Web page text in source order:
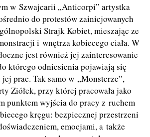
w Szwajcarii „Anticorpi” artystka
do protestów zainicjowanych
Strajk Kobiet, mieszając ze
i wnętrza kobiecego ciała. W
jest również jej zainteresowanie
którego odniesienia pojawiają się
prac. Tak samo w „Monsterze”,
Ziółek, przy której pracowała jako
punktem wyjścia do pracy z ruchem
kręgu: bezpiecznej przestrzeni
emocjami, a także